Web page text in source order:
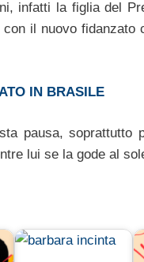
infatti la figlia del
il nuovo fidanzato
IN BRASILE
pausa,
lui se la gode al